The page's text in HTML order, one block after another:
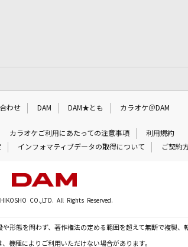
わせ DAM DAM★とも カラオケ＠DAM
カラオケご利用にあたっての注意事項
利用規約
インフォマティブデータの取得について ご契約
CO.,LTD. All Rights Reserved.
形態を問わず、著作権法の定める範囲を超えて無断で複製、
機種によりご利用いただけない場合があります。